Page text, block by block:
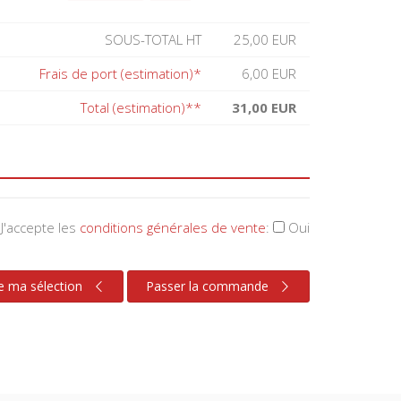
SOUS-TOTAL HT
25,00 EUR
Frais de port (estimation)*
6,00 EUR
Total (estimation)**
31,00 EUR
J'accepte les conditions générales de vente: Oui
ma sélection Passer la commande